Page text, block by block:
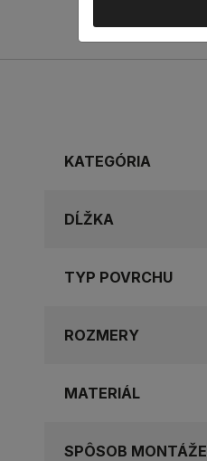
KATEGÓRIA
DĹŽKA
TYP POVRCHU
ROZMERY
MATERIÁL
SPÔSOB MONTÁŽE